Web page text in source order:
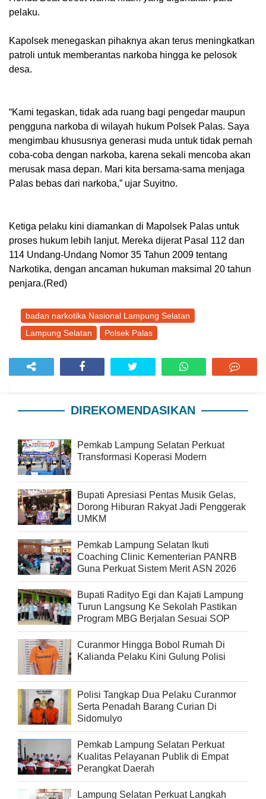
pelaku.
Kapolsek menegaskan pihaknya akan terus meningkatkan
patroli untuk memberantas narkoba hingga ke pelosok
desa.
‎“Kami tegaskan, tidak ada ruang bagi pengedar maupun
pengguna narkoba di wilayah hukum Polsek Palas. Saya
mengimbau khususnya generasi muda untuk tidak pernah
coba-coba dengan narkoba, karena sekali mencoba akan
merusak masa depan. Mari kita bersama-sama menjaga
Palas bebas dari narkoba,” ujar Suyitno.
‎Ketiga pelaku kini diamankan di Mapolsek Palas untuk
proses hukum lebih lanjut. Mereka dijerat Pasal 112 dan
114 Undang-Undang Nomor 35 Tahun 2009 tentang
Narkotika, dengan ancaman hukuman maksimal 20 tahun
penjara.(Red)
badan narkotika Nasional Lampung Selatan
Lampung Selatan
Polsek Palas
DIREKOMENDASIKAN
Pemkab Lampung Selatan Perkuat
Transformasi Koperasi Modern
Bupati Apresiasi Pentas Musik Gelas,
Dorong Hiburan Rakyat Jadi Penggerak
UMKM
Pemkab Lampung Selatan Ikuti
Coaching Clinic Kementerian PANRB
Guna Perkuat Sistem Merit ASN 2026
Bupati Radityo Egi dan Kajati Lampung
Turun Langsung Ke Sekolah Pastikan
Program MBG Berjalan Sesuai SOP
Curanmor Hingga Bobol Rumah Di
Kalianda Pelaku Kini Gulung Polisi
Polisi Tangkap Dua Pelaku Curanmor
Serta Penadah Barang Curian Di
Sidomulyo
Pemkab Lampung Selatan Perkuat
Kualitas Pelayanan Publik di Empat
Perangkat Daerah
Lampung Selatan Perkuat Langkah